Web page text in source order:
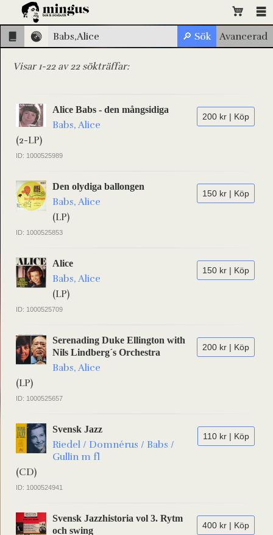
Visar 1-22 av 22 sökträffar:
200 kr | Köp
Alice Babs - den mångsidiga
Babs, Alice
(2-LP)
ID: 1000525989
150 kr | Köp
Den olydiga ballongen
Babs, Alice
(LP)
ID: 1000525853
150 kr | Köp
Alice
Babs, Alice
(LP)
ID: 1000525709
200 kr | Köp
Serenading Duke Ellington with
Nils Lindberg´s Orchestra
Babs, Alice
(LP)
ID: 1000525657
110 kr | Köp
Svensk Jazz
Riedel / Domnérus / Babs /
Gullin m fl
(CD)
ID: 1000524941
400 kr | Köp
Svensk Jazzhistoria vol 3. Rytm
och swing